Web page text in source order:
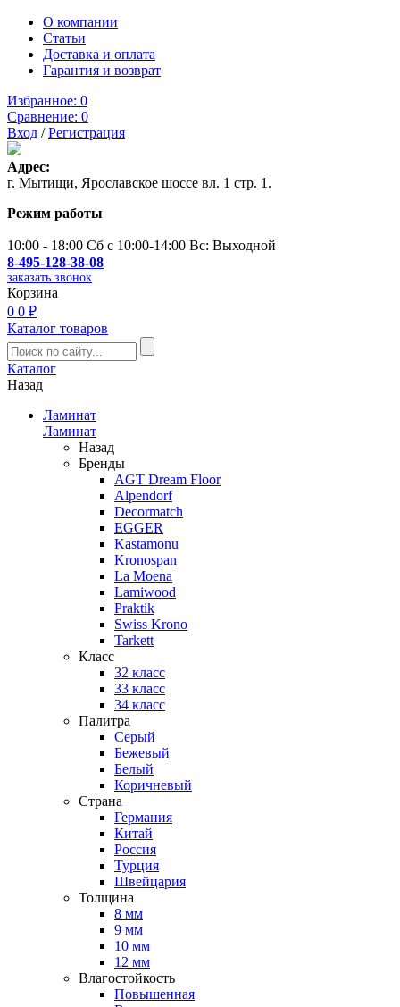
О компании
Статьи
Доставка и оплата
Гарантия и возврат
Избранное: 0
Сравнение: 0
Вход /Регистрация
Адрес:
г. Мытищи, Ярославское шоссе вл. 1 стр. 1.
Режим работы
10:00 - 18:00 Сб с 10:00-14:00 Вс: Выходной
8-495-128-38-08
заказать звонок
Корзина
0 0 ₽
Каталог товаров
Каталог
Назад
Ламинат
Ламинат
Назад
Бренды
AGT Dream Floor
Alpendorf
Decormatch
EGGER
Kastamonu
Kronospan
La Moena
Lamiwood
Praktik
Swiss Krono
Tarkett
Класс
32 класс
33 класс
34 класс
Палитра
Серый
Бежевый
Белый
Коричневый
Страна
Германия
Китай
Россия
Турция
Швейцария
Толщина
8 мм
9 мм
10 мм
12 мм
Влагостойкость
Повышенная